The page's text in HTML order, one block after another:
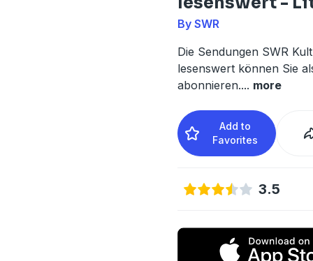
By SWR
Die Sendungen SWR
lesenswert können Sie
abonnieren.... more
Add to
Favorites
3.5